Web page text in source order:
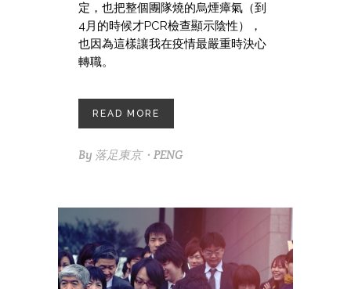
定，也把整個團隊燒的烏煙瘴氣（到
4月的時候才PCR檢查顯示陰性），
也因為這樣讓我在疫情最嚴重時決心
轉職。
READ MORE
By 落足東京・PENG